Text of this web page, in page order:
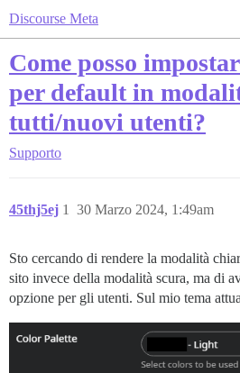
Discourse Meta
Come posso
per default in
tutti/nuovi utenti?
Supporto
45thj5ej 30 Marzo 2024, 1:49am
1
Sto cercando di rendere la modalità
sito invece della modalità scura, ma di
opzione per gli utenti. Sul mio tema